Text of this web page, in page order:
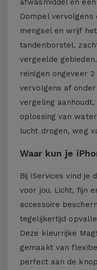
afwasmiddel en
Dompel vervolgens
mengsel en wrijf
tandenborstel,
vergeelde
reinigen ongeveer
vervolgens af
vergeling
oplossing van
lucht drogen, weg
Waar kun je
Bij iServices vind je
voor jou. Licht, fijn
accessoire
tegelijkertijd
Deze kleurrijke
gemaakt van
perfect aan de